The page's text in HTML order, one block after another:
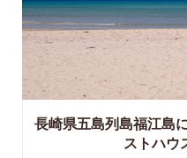
長崎県五島列島福江島
ストハウ